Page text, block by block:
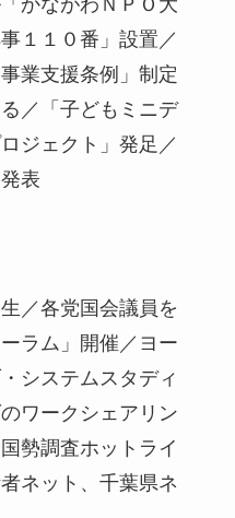
かながわＮＰＯ大
１１０番」設置／
業支援条例」制定
／「子どもミニデ
ジェクト」発足／
表
／各党国会議員を
ラム」開催／ヨー
システムスタディ
ワークシェアリン
勢調査ホットライ
ネット、千葉県ネ